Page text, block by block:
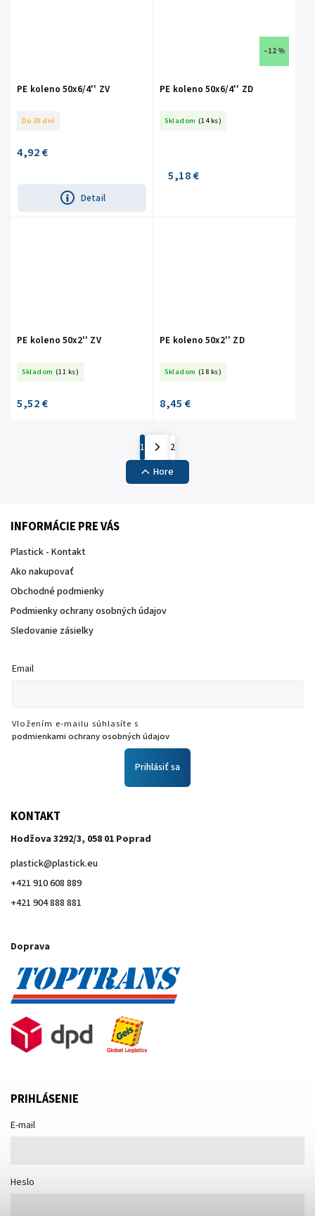
PE koleno 50x6/4'' ZV
Do 30 dní
4,92 €
Detail
–12 %
PE koleno 50x6/4'' ZD
Skladom (14 ks)
5,18 €
PE koleno 50x2'' ZV
Skladom (11 ks)
5,52 €
PE koleno 50x2'' ZD
Skladom (18 ks)
8,45 €
1
2
Hore
INFORMÁCIE PRE VÁS
Plastick - Kontakt
Ako nakupovať
Obchodné podmienky
Podmienky ochrany osobných údajov
Sledovanie zásielky
Email
Vložením e-mailu súhlasíte s
podmienkami ochrany osobných údajov
Prihlásiť sa
KONTAKT
Hodžova 3292/3, 058 01 Poprad
plastick@plastick.eu
+421 910 608 889
+421 904 888 881
Doprava
PRIHLÁSENIE
E-mail
Heslo